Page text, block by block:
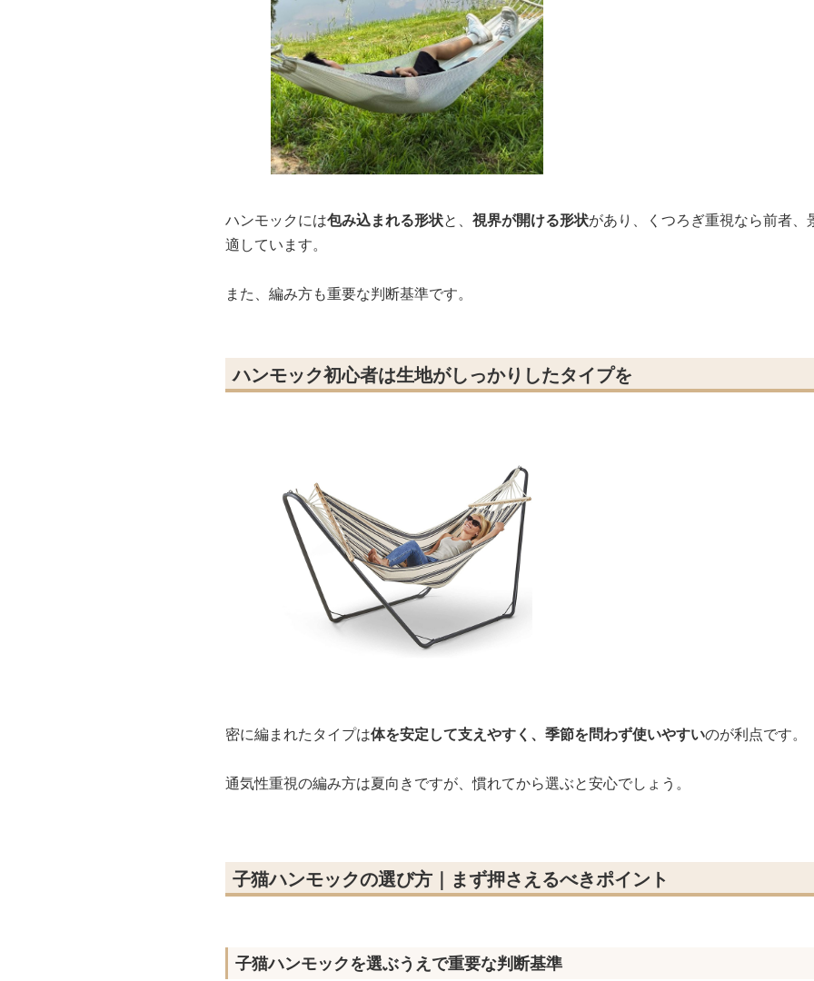
ハンモックには包み込まれる形状と、 視界が開ける形状があり、くつろぎ重視なら前者
適しています。
また、編み方も重要な判断基準です。
ハンモック初心者は生地がしっかりしたタイプを
密に編まれたタイプは体を安定して支えやすく、季節を問わず使いやすいのが利点です。
通気性重視の編み方は夏向きですが、慣れてから選ぶと安心でしょう。
子猫ハンモックの選び方｜まず押さえるべきポイント
子猫ハンモックを選ぶうえで重要な判断基準